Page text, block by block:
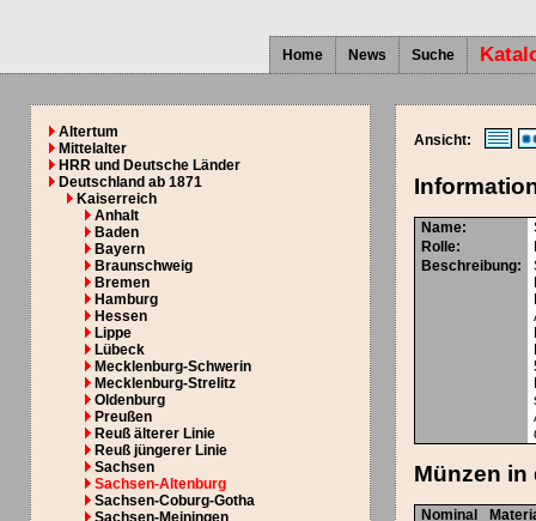
Home News Suche
Altertum
Mittelalter
HRR und Deutsche Länder
Deutschland ab 1871
Kaiserreich
Anhalt
Baden
Bayern
Braunschweig
Bremen
Hamburg
Hessen
Lippe
Lübeck
Mecklenburg-Schwerin
Mecklenburg-Strelitz
Oldenburg
Preußen
Reuß älterer Linie
Reuß jüngerer Linie
Sachsen
Sachsen-Altenburg
Sachsen-Coburg-Gotha
Ansicht:
Name:
Rolle:
Beschreibung:
Münzen in
Nominal